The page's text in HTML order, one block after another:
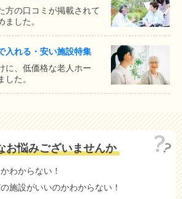
方の口コミが掲載されて
した。
入れる・安い施設特集
に、低価格な老人ホー
た。
お悩みございませんか
わからない！
施設がいいのかわからない！